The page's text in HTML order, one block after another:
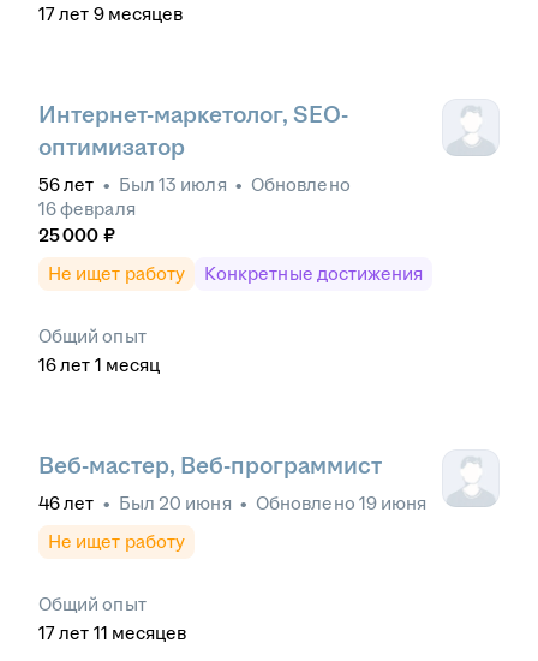
17лет 9 месяцев
Интернет-маркетолог, SEO-
оптимизатор
56лет • Был 13 июля • Обновлено
16 февраля
25 000 ₽
Не ищет работу
Конкретные достижения
Общий опыт
16лет 1 месяц
Веб-мастер, Веб-программист
46лет • Был 20 июня • Обновлено 19 июня
Не ищет работу
Общий опыт
17лет 11 месяцев